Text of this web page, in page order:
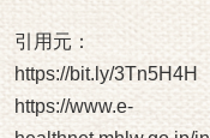
引用元：
https://bit.ly/3Tn5H4H
https://www.e-